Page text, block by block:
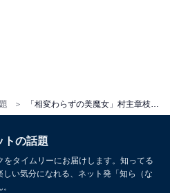
「相変わらずの美魔女」村主章枝、美人妹との顔出し2ショットに「パワーが凄い」「いつまでも綺麗」と反響
トの話題
タイムリーにお届けします。知ってる
い気分になれる、ネット発「知ら（な